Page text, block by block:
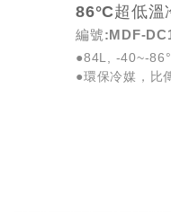
86°C超低溫
編號:MDF-
●84L, -40~-
●環保冷媒，比